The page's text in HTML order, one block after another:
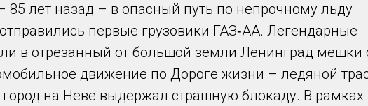
85 лет назад – в опасный путь по непрочному льду
первые грузовики ГАЗ‑АА. Легендарные
в отрезанный от большой земли Ленинград мешки
движение по Дороге жизни – ледяной
город на Неве выдержал страшную блокаду. В рамках